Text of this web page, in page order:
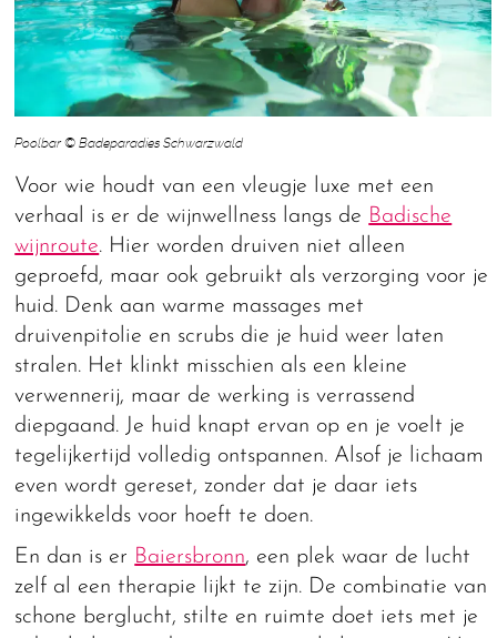
Poolbar © Badeparadies Schwarzwald
Voor wie houdt van een vleugje luxe met een
verhaal is er de wijnwellness langs de Badische
wijnroute. Hier worden druiven niet alleen
geproefd, maar ook gebruikt als verzorging voor je
huid. Denk aan warme massages met
druivenpitolie en scrubs die je huid weer laten
stralen. Het klinkt misschien als een kleine
verwennerij, maar de werking is verrassend
diepgaand. Je huid knapt ervan op en je voelt je
tegelijkertijd volledig ontspannen. Alsof je lichaam
even wordt gereset, zonder dat je daar iets
ingewikkelds voor hoeft te doen.
En dan is er Baiersbronn, een plek waar de lucht
zelf al een therapie lijkt te zijn. De combinatie van
schone berglucht, stilte en ruimte doet iets met je